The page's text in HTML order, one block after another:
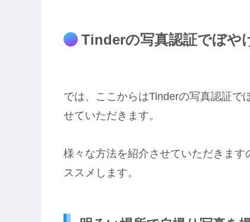
Tinderの写真認証でぼや
では、ここからはTinderの写真認証で
せていただきます。
様々な方法を紹介させていただきま
ススメします。